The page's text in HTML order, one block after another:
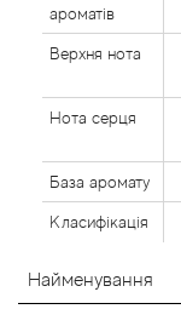
ароматів
Верхня нота
Нота серця
База аромату
Класифікація
Найменування